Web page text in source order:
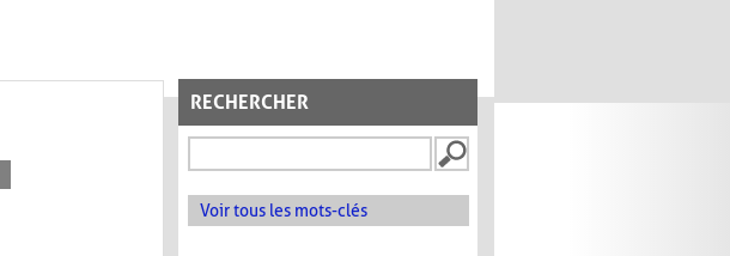
RECHERCHER
Voir tous les mots-clés